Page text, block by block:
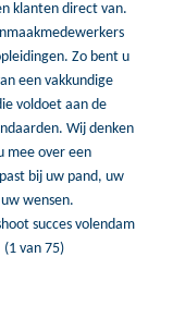
klanten direct van.
Zo bent u
een vakkundige
voldoet aan de
Wij denken
mee over een
bij uw pand, uw
wensen.